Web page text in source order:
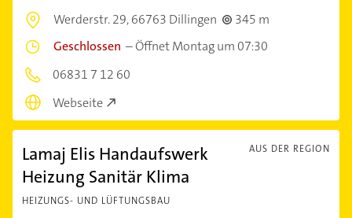
Werderstr. 29,66763 Dillingen
345 m
Geschlossen –Öffnet Montag um 07:30
06831 7 12 60
Webseite
AUS DER REGION
Lamaj Elis Handaufswerk
Heizung Sanitär Klima
HEIZUNGS- UND LÜFTUNGSBAU